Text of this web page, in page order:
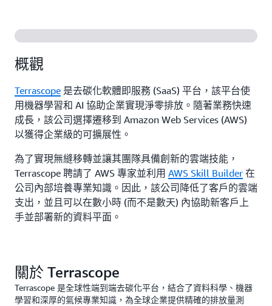
概觀
Terrascope 是去碳化軟體即服務 (SaaS) 平台，該平台使
用機器學習和 AI 協助企業實現淨零排放。隨著業務快速
成長，該公司選擇遷移到 Amazon Web Services (AWS)
以獲得企業級的可擴展性。
為了實現無縫移轉並讓其團隊具備創新的雲端技能，
Terrascope 聘請了 AWS 專家並利用 AWS Skill Builder 在
公司內部培養專業知識。因此，該公司降低了客戶的雲端
支出，並且可以在數小時 (而不是數天) 內協助新客戶上
手並部署新的資料平面。
關於 Terrascope
Terrascope 是全球性端到端去碳化平台，結合了資料科學、機器
學習和深厚的氣候專業知識，為全球企業提供精確的排放量測